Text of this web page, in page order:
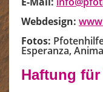
Webdesign:
Fotos:
Esperanza,
Haftung